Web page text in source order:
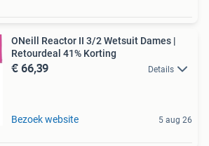
ONeill Reactor II 3/2 Wetsuit Dames |
Retourdeal 41% Korting
€ 66,39 Details
Bezoek website 5 aug 26